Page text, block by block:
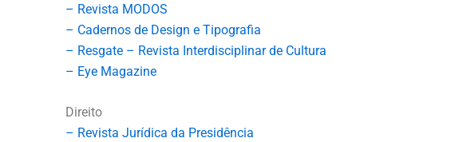
– Revista MODOS
– Cadernos de Design e Tipografia
– Resgate – Revista Interdisciplinar de Cultura
– Eye Magazine
Direito
– Revista Jurídica da Presidência